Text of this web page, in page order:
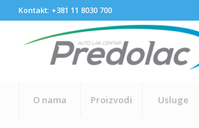
Kontakt: +381 11 8030 700
O nama Proizvodi Usluge